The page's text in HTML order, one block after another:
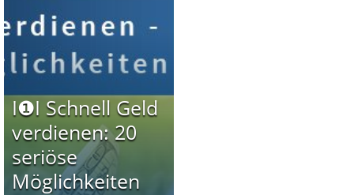
I❶I Schnell Geld
verdienen: 20
seriöse
Möglichkeiten